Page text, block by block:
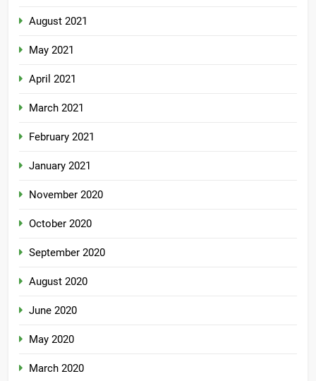
August 2021
May 2021
April 2021
March 2021
February 2021
January 2021
November 2020
October 2020
September 2020
August 2020
June 2020
May 2020
March 2020